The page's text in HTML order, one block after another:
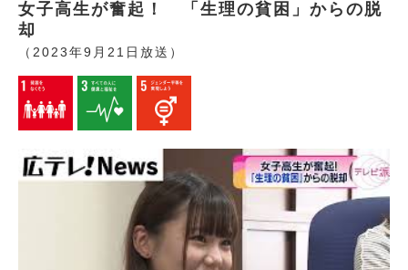
女子高生が奮起！ 「生理の貧困」からの脱
却
（2023年9月21日放送）